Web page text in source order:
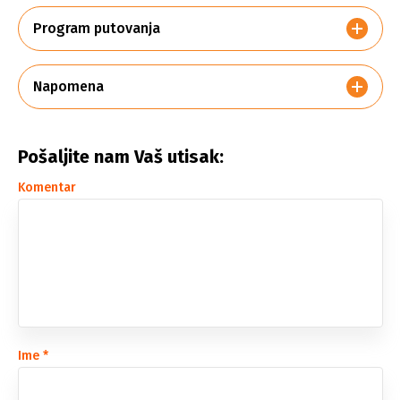
Program putovanja
Napomena
Pošaljite nam Vaš utisak:
Komentar
Ime *